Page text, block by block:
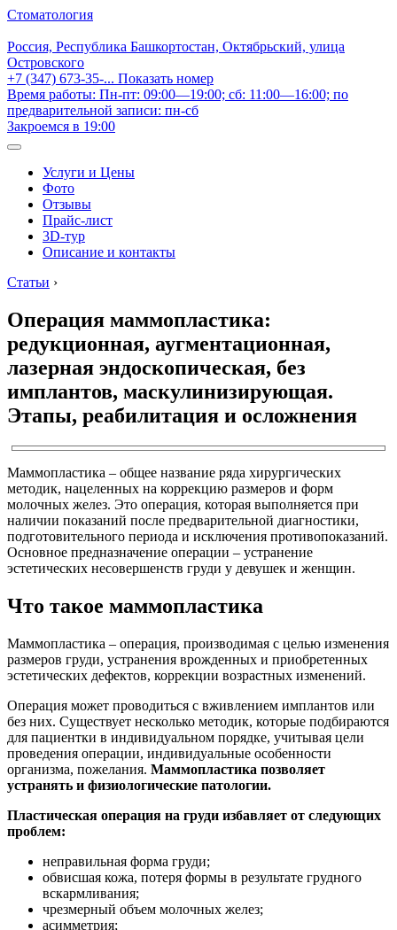
Стоматология
Россия, Республика Башкортостан, Октябрьский, улица
Островского
+7 (347) 673-35-... Показать номер
Время работы: Пн-пт: 09:00—19:00; сб: 11:00—16:00; по
предварительной записи: пн-сб
Закроемся в 19:00
Услуги и Цены
Фото
Отзывы
Прайс-лист
3D-тур
Описание и контакты
Статьи ›
Операция маммопластика:
редукционная, аугментационная,
лазерная эндоскопическая, без
имплантов, маскулинизирующая.
Этапы, реабилитация и осложнения
Маммопластика – общее название ряда хирургических
методик, нацеленных на коррекцию размеров и форм
молочных желез. Это операция, которая выполняется при
наличии показаний после предварительной диагностики,
подготовительного периода и исключения противопоказаний.
Основное предназначение операции – устранение
эстетических несовершенств груди у девушек и женщин.
Что такое маммопластика
Маммопластика – операция, производимая с целью изменения
размеров груди, устранения врожденных и приобретенных
эстетических дефектов, коррекции возрастных изменений.
Операция может проводиться с вживлением имплантов или
без них. Существует несколько методик, которые подбираются
для пациентки в индивидуальном порядке, учитывая цели
проведения операции, индивидуальные особенности
организма, пожелания. Маммопластика позволяет
устранять и физиологические патологии.
Пластическая операция на груди избавляет от следующих
проблем:
неправильная форма груди;
обвисшая кожа, потеря формы в результате грудного
вскармливания;
чрезмерный объем молочных желез;
асимметрия;